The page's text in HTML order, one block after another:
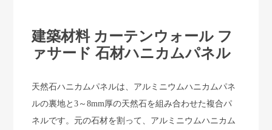
建築材料 カーテンウォール フ
ァサード 石材ハニカムパネル
天然石ハニカムパネルは、アルミニウムハニカムパネ
ルの裏地と3～8mm厚の天然石を組み合わせた複合パ
ネルです。元の石材を割って、アルミニウムハニカム